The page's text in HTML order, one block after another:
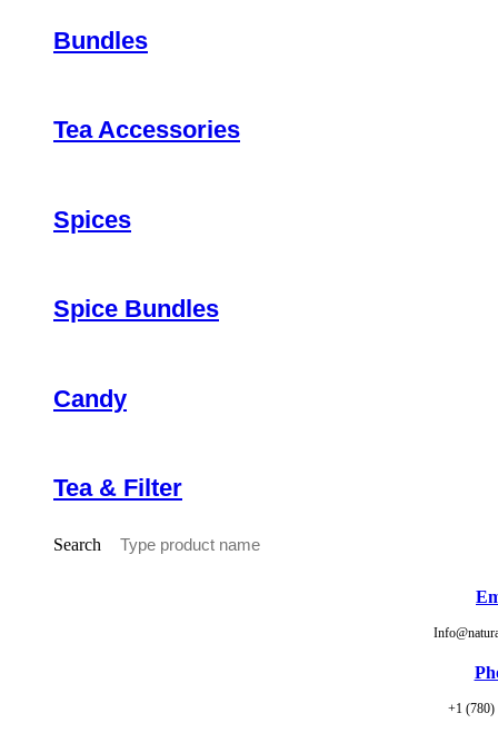
Bundles
Tea Accessories
Spices
Spice Bundles
Candy
Tea & Filter
Search
+1 (780)